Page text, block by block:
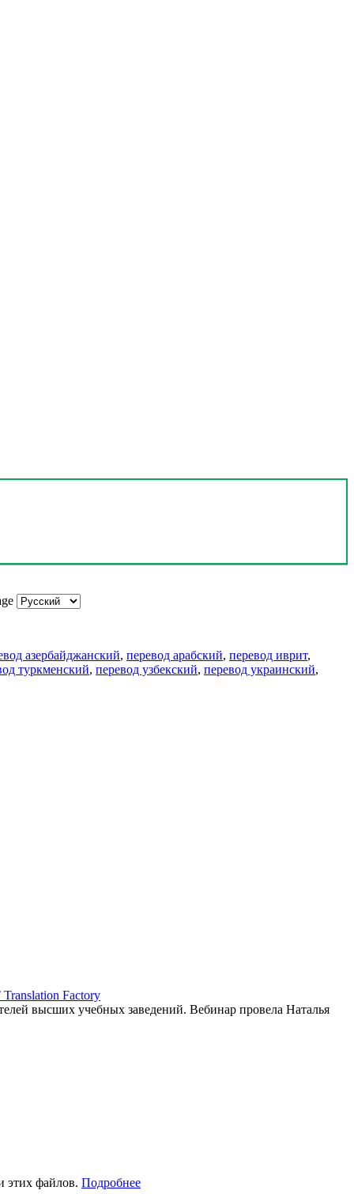
азербайджанский, перевод арабский, перевод иврит,
туркменский, перевод узбекский, перевод украинский,
Factory
высших учебных заведений. Вебинар провела Наталья
этих файлов. Подробнее